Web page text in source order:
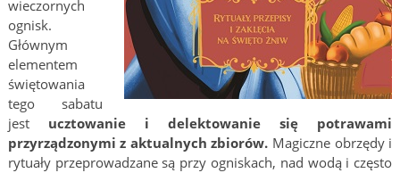
wieczornych
ognisk.
Głównym
elementem
świętowania
tego sabatu
jest ucztowanie i delektowanie się potrawami
przyrządzonymi z aktualnych zbiorów. Magiczne obrzędy i
rytuały przeprowadzane są przy ogniskach, nad wodą i często